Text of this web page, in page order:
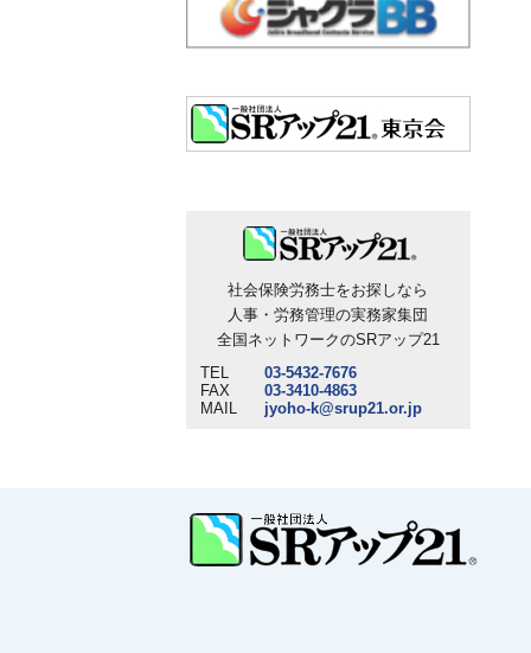
社会保険労務士をお探しなら
人事・労務管理の実務家集団
全国ネットワークのSRアップ21
TEL
03-5432-7676
FAX
03-3410-4863
MAIL
jyoho-k@srup21.or.jp